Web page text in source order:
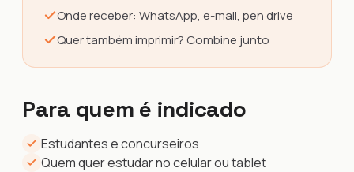
Onde receber: WhatsApp, e-mail, pen drive
Quer também imprimir? Combine junto
Para quem é indicado
Estudantes e concurseiros
Quem quer estudar no celular ou tablet